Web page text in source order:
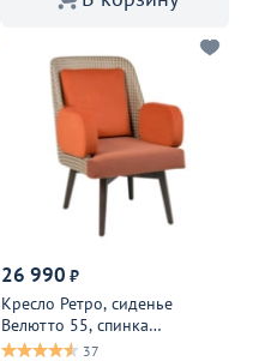
26 990 ₽
Кресло Ретро, сиденье
Велютто 55, спинка
Труссарди 37/1,
37